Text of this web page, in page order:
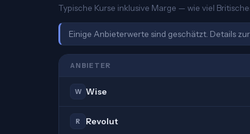
Typische Kurse inklusive Marge — wie viel
Einige Anbieterwerte sind geschätzt. Details
ANBIETER
W Wise
R Revolut